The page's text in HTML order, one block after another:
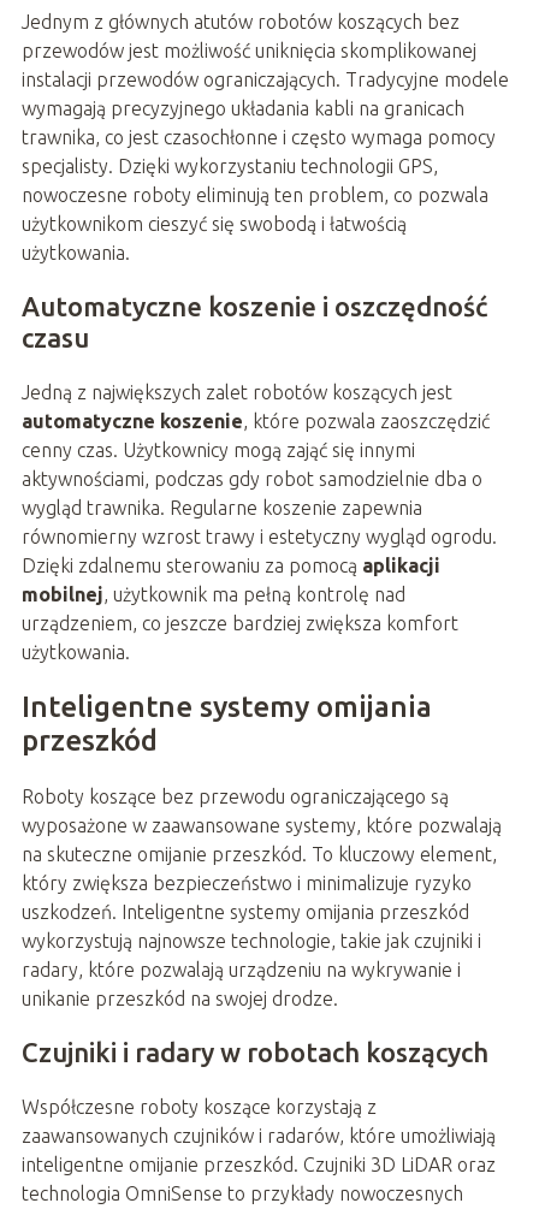
Jednym z głównych atutów robotów koszących bez
przewodów jest możliwość uniknięcia skomplikowanej
instalacji przewodów ograniczających. Tradycyjne modele
wymagają precyzyjnego układania kabli na granicach
trawnika, co jest czasochłonne i często wymaga pomocy
specjalisty. Dzięki wykorzystaniu technologii GPS,
nowoczesne roboty eliminują ten problem, co pozwala
użytkownikom cieszyć się swobodą i łatwością
użytkowania.
Automatyczne koszenie i oszczędność
czasu
Jedną z największych zalet robotów koszących jest
automatyczne koszenie , które pozwala zaoszczędzić
cenny czas. Użytkownicy mogą zająć się innymi
aktywnościami, podczas gdy robot samodzielnie dba o
wygląd trawnika. Regularne koszenie zapewnia
równomierny wzrost trawy i estetyczny wygląd ogrodu.
Dzięki zdalnemu sterowaniu za pomocą aplikacji
mobilnej , użytkownik ma pełną kontrolę nad
urządzeniem, co jeszcze bardziej zwiększa komfort
użytkowania.
Inteligentne systemy omijania
przeszkód
Roboty koszące bez przewodu ograniczającego są
wyposażone w zaawansowane systemy, które pozwalają
na skuteczne omijanie przeszkód. To kluczowy element,
który zwiększa bezpieczeństwo i minimalizuje ryzyko
uszkodzeń. Inteligentne systemy omijania przeszkód
wykorzystują najnowsze technologie, takie jak czujniki i
radary, które pozwalają urządzeniu na wykrywanie i
unikanie przeszkód na swojej drodze.
Czujniki i radary w robotach koszących
Współczesne roboty koszące korzystają z
zaawansowanych czujników i radarów, które umożliwiają
inteligentne omijanie przeszkód. Czujniki 3D LiDAR oraz
technologia OmniSense to przykłady nowoczesnych